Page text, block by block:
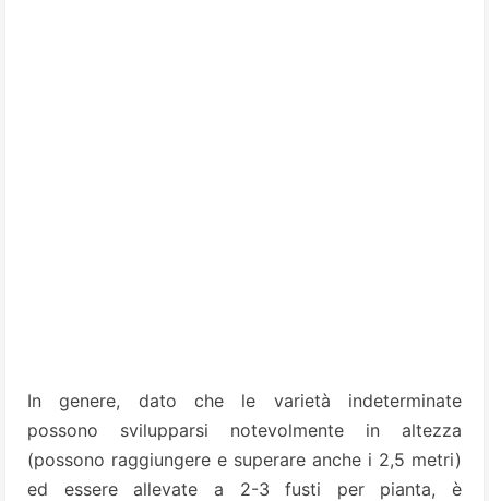
In genere, dato che le varietà indeterminate
possono svilupparsi notevolmente in altezza
(possono raggiungere e superare anche i 2,5 metri)
ed essere allevate a 2-3 fusti per pianta, è